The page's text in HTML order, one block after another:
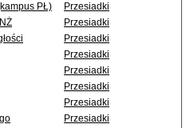
PŁ)
Przesiadki
Przesiadki
Przesiadki
Przesiadki
Przesiadki
Przesiadki
Przesiadki
Przesiadki